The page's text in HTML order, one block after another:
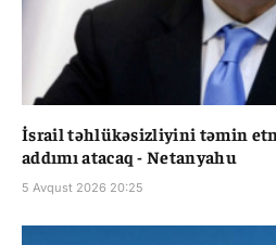
İsrail təhlükəsizliyini təmin
addımı atacaq - Netanyahu
5 Avqust 2026 20:25